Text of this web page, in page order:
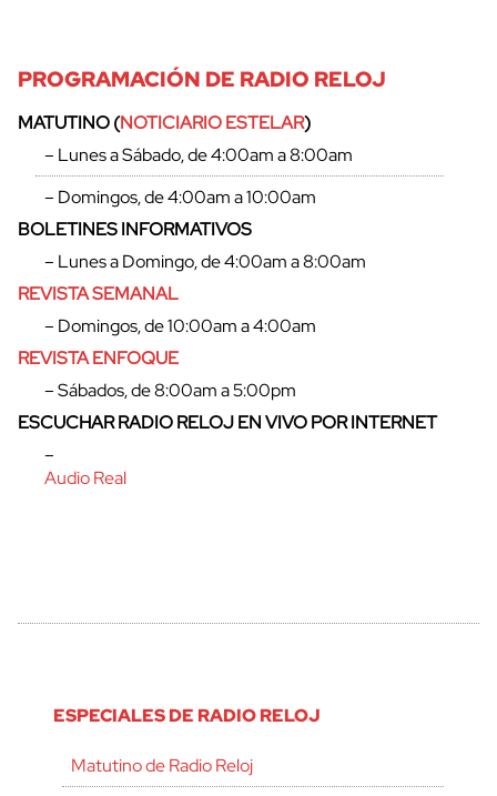
cerrar
PROGRAMACIÓN DE RADIO RELOJ
MATUTINO (NOTICIARIO ESTELAR)
– Lunes a Sábado, de 4:00am a 8:00am
– Domingos, de 4:00am a 10:00am
BOLETINES INFORMATIVOS
– Lunes a Domingo, de 4:00am a 8:00am
REVISTA SEMANAL
– Domingos, de 10:00am a 4:00am
REVISTA ENFOQUE
– Sábados, de 8:00am a 5:00pm
ESCUCHAR RADIO RELOJ EN VIVO POR INTERNET
–
Audio Real
ESPECIALES DE RADIO RELOJ
Matutino de Radio Reloj